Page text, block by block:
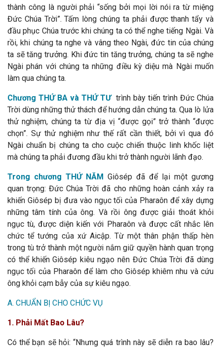
thành công là người phải “sống bởi mọi lời nói ra từ miệng
Đức Chúa Trời”. Tấm lòng chúng ta phải được thanh tẩy và
đầu phục Chúa trước khi chúng ta có thể nghe tiếng Ngài. Và
rồi, khi chúng ta nghe và vâng theo Ngài, đức tin của chúng
ta sẽ tăng trưởng. Khi đức tin tăng trưởng, chúng ta sẽ nghe
Ngài phán với chúng ta những điều kỳ diệu mà Ngài muốn
làm qua chúng ta.
Chương THỨ BA và THỨ TƯ trình bày tiến trình Đức Chúa
Trời dùng những thử thách để hướng dẫn chúng ta. Qua lò lửa
thử nghiệm, chúng ta từ địa vị “được gọi” trở thành “được
chọn”. Sự thử nghiệm như thế rất cần thiết, bởi vì qua đó
Ngài chuẩn bị chúng ta cho cuộc chiến thuộc linh khốc liệt
mà chúng ta phải đương đầu khi trở thành người lãnh đạo.
Trong chương THỨ NĂM Giôsép đã để lại một gương
quan trọng: Đức Chúa Trời đã cho những hoàn cảnh xảy ra
khiến Giôsép bị đưa vào ngục tối của Pharaôn để xây dựng
những tâm tính của ông. Và rồi ông được giải thoát khỏi
ngục tù, được diện kiến với Pharaôn và được cất nhắc lên
chức tể tướng của xứ Aicập. Từ một thân phận thấp hèn
trong tù trở thành một người nắm giữ quyền hành quan trọng
có thể khiến Giôsép kiêu ngạo nên Đức Chúa Trời đã dùng
ngục tối của Pharaôn để làm cho Giôsép khiêm nhu và cứu
ông khỏi cạm bẫy của sự kiêu ngạo.
A. CHUẨN BỊ CHO CHỨC VỤ
1. Phải Mất Bao Lâu?
Có thể bạn sẽ hỏi: “Nhưng quá trình này sẽ diễn ra bao lâu?